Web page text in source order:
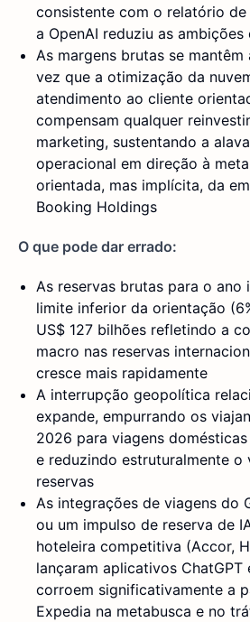
consistente com o relatório
a OpenAI reduziu as
As margens brutas se mantêm
vez que a otimização da
atendimento ao cliente
compensam qualquer
marketing, sustentando a
operacional em direção à
orientada, mas implícita, da
Booking Holdings
O que pode dar errado:
As reservas brutas para o ano
limite inferior da orientação
US$ 127 bilhões refletindo a
macro nas reservas
cresce mais rapidamente
A interrupção geopolítica
expande, empurrando os
2026 para viagens
e reduzindo estruturalmente o
reservas
As integrações de viagens do
ou um impulso de reserva de
hoteleira competitiva (Accor,
lançaram aplicativos ChatGPT
corroem significativamente a
Expedia na metabusca e no